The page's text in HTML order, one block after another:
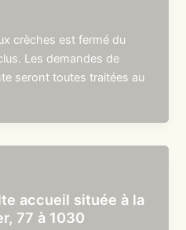
crèches est fermé du
Les demandes de
seront toutes traitées au
accueil située à la
77 à 1030